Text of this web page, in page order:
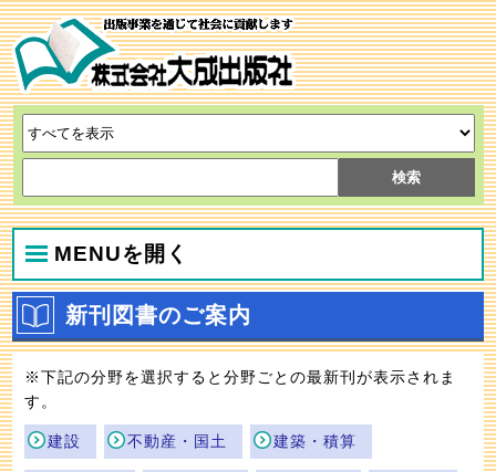
MENUを開く
新刊図書のご案内
※下記の分野を選択すると分野ごとの最新刊が表示されま
す。
建設 不動産・国土 建築・積算